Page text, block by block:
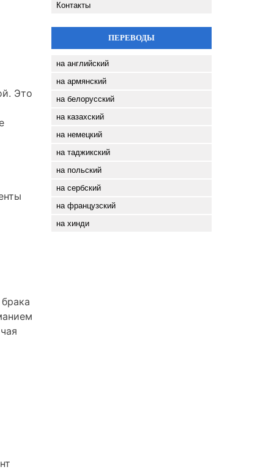
Это
Контакты
ПЕРЕВОДЫ
на английский
на армянский
на белорусский
на казахский
на немецкий
на таджикский
на польский
на сербский
на французский
на хинди